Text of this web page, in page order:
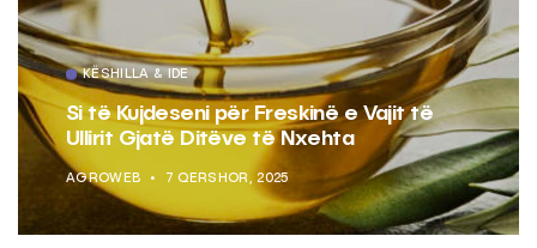
KËSHILLA & IDE
Si të Kujdeseni për Freskinë e Vajit të
Ullirit Gjatë Ditëve të Nxehta
AGROWEB 7 QERSHOR, 2025